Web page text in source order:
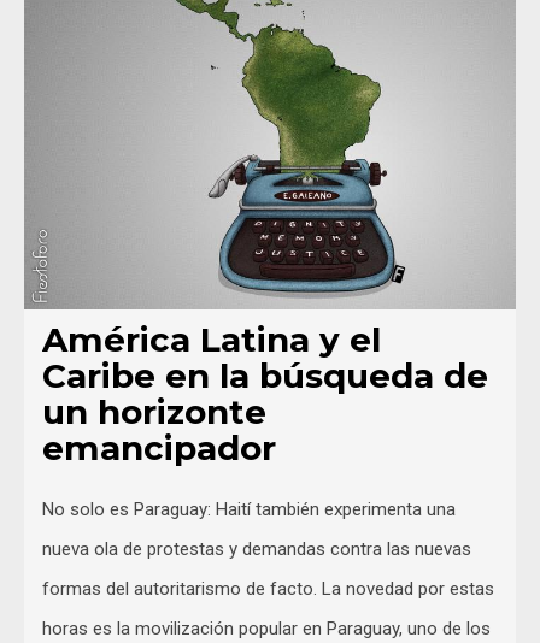
América Latina y el
Caribe en la búsqueda de
un horizonte
emancipador
No solo es Paraguay: Haití también experimenta una
nueva ola de protestas y demandas contra las nuevas
formas del autoritarismo de facto. La novedad por estas
horas es la movilización popular en Paraguay, uno de los